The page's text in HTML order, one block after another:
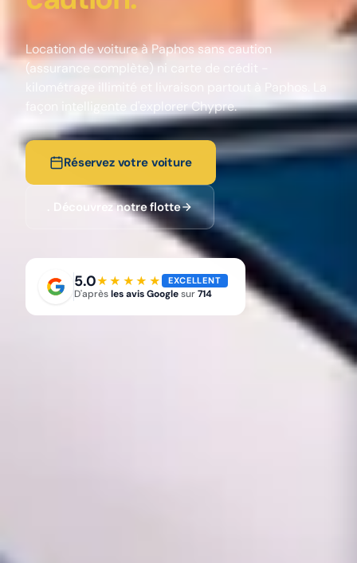
Location de voiture à Paphos sans caution
(assurance complète) ni carte de crédit -
façon intelligente d'explorer Chypre.
Réservez votre voiture
. Découvrez notre flotte
5.0★★★★★ EXCELLENT
D'aprèsles avis Googlesur714